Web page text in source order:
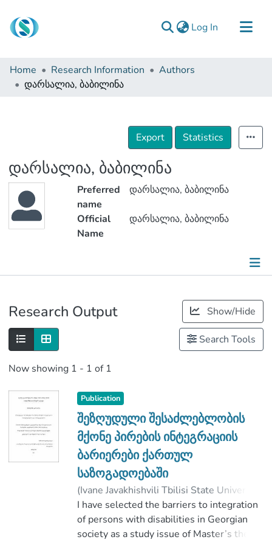
Log In (current)
Communities & Collections
Browse
Home Research Information
Authors
დარსალია, ბაბილინა
Export Statistics
დარსალია, ბაბილინა
Preferred
name
დარსალია, ბაბილინა
Official
Name
დარსალია, ბაბილინა
Research Output Show/Hide
Search Tools
Now showing 1 - 1 of 1
Publication
შეზღუდული შესაძლებლობის
მქონე პირების ინტეგრაციის
ბარიერები ქართულ
საზოგადოებაში
(Ivane Javakhishvili Tbilisi State University
2017)დარსალია, ბაბილინა
;
წულაძე, ლია
;
Faculty of Social and Political Sciences
I have selected the barriers to integration
of persons with disabilities in Georgian
society as a study issue of Master’s thesis.